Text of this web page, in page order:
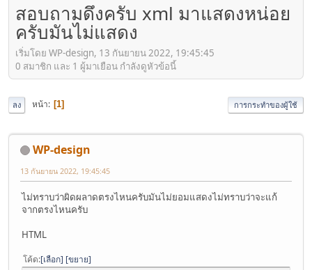
สอบถามดึงครับ xml มาแสดงหน่อย
ครับมันไม่แสดง
เริ่มโดย WP-design, 13 กันยายน 2022, 19:45:45
0 สมาชิก และ 1 ผู้มาเยือน กำลังดูหัวข้อนี้
ลง หน้า 1 การกระทำของผู้ใช้
WP-design
13 กันยายน 2022, 19:45:45
ไม่ทราบว่าผิดผลาดตรงไหนครับมันไม่ยอมแสดงไม่ทราบว่าจะแก้
จากตรงไหนครับ
HTML
โค้ด เลือก ขยาย